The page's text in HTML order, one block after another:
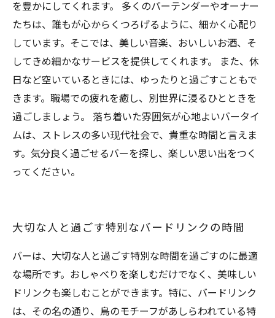
を豊かにしてくれます。 多くのバーテンダーやオーナー
たちは、誰もが心からくつろげるように、細かく心配り
しています。そこでは、美しい音楽、おいしいお酒、そ
してきめ細かなサービスを提供してくれます。 また、休
日など空いているときには、ゆったりと過ごすこともで
きます。職場での疲れを癒し、別世界に浸るひとときを
過ごしましょう。 落ち着いた雰囲気が心地よいバータイ
ムは、ストレスの多い现代社会で、貴重な時間と言えま
す。気分良く過ごせるバーを探し、楽しい思い出をつく
ってください。
大切な人と過ごす特別なバードリンクの時間
バーは、大切な人と過ごす特別な時間を過ごすのに最適
な場所です。おしゃべりを楽しむだけでなく、美味しい
ドリンクも楽しむことができます。特に、バードリンク
は、その名の通り、鳥のモチーフがあしらわれている特